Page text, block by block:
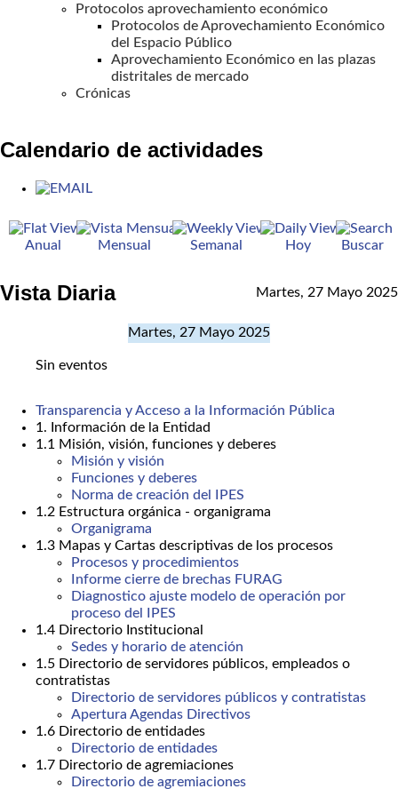
Protocolos aprovechamiento económico
Protocolos de Aprovechamiento Económico
del Espacio Público
Aprovechamiento Económico en las plazas
distritales de mercado
Crónicas
Calendario de actividades
Anual Mensual Semanal Hoy Buscar
Vista Diaria Martes, 27 Mayo 2025
Martes, 27 Mayo 2025
Sin eventos
Transparencia y Acceso a la Información Pública
1. Información de la Entidad
1.1 Misión, visión, funciones y deberes
Misión y visión
Funciones y deberes
Norma de creación del IPES
1.2 Estructura orgánica - organigrama
Organigrama
1.3 Mapas y Cartas descriptivas de los procesos
Procesos y procedimientos
Informe cierre de brechas FURAG
Diagnostico ajuste modelo de operación por
proceso del IPES
1.4 Directorio Institucional
Sedes y horario de atención
1.5 Directorio de servidores públicos, empleados o
contratistas
Directorio de servidores públicos y contratistas
Apertura Agendas Directivos
1.6 Directorio de entidades
Directorio de entidades
1.7 Directorio de agremiaciones
Directorio de agremiaciones